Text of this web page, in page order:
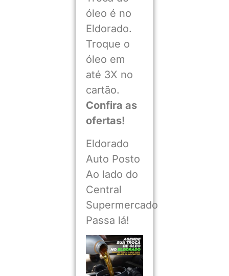
óleo é no
Eldorado.
Troque o
óleo em
até 3X no
cartão.
Confira as
ofertas!
Eldorado
Auto Posto
Ao lado do
Central
Supermercado
Passa lá!